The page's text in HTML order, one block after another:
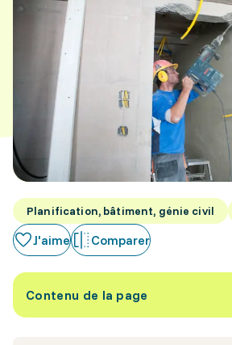
Planification, bâtiment, génie civil
J'aime Comparer
Contenu de la page